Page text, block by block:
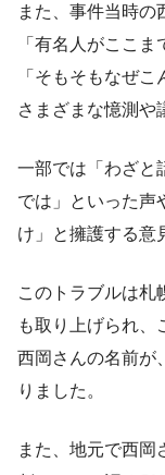
また、事件当時の
「有名人がここ
「そもそもなぜ
さまざまな憶測や
一部では「わざと
では」といった声
け」と擁護する意
このトラブルは札
も取り上げられ、
西岡さんの名前が
りました。
また、地元で西岡